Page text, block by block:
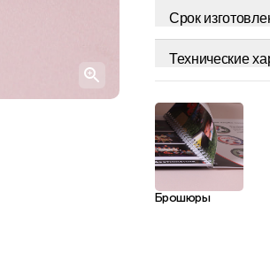
Срок
Технические
Брошюры